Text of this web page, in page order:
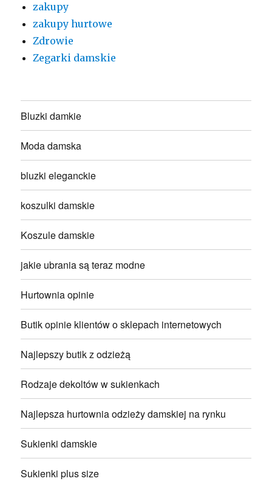
zakupy
zakupy hurtowe
Zdrowie
Zegarki damskie
Bluzki damkie
Moda damska
bluzki eleganckie
koszulki damskie
Koszule damskie
jakie ubrania są teraz modne
Hurtownia opinie
Butik opinie klientów o sklepach internetowych
Najlepszy butik z odzieżą
Rodzaje dekoltów w sukienkach
Najlepsza hurtownia odzieży damskiej na rynku
Sukienki damskie
Sukienki plus size